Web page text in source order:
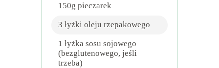
150g pieczarek
3 łyżki oleju rzepakowego
1 łyżka sosu sojowego
(bezglutenowego, jeśli
trzeba)